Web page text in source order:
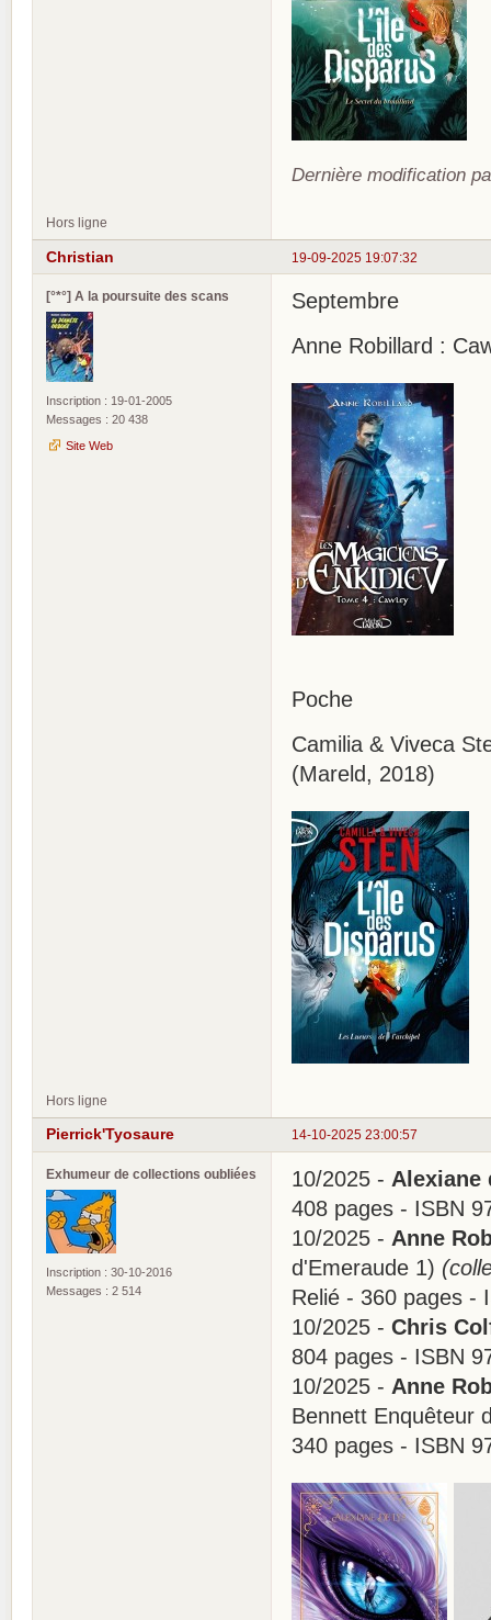
Dernière modification
Hors ligne
19-09-2025 19:07:32
Christian
[°*°] A la poursuite des scans
Inscription : 19-01-2005
Messages : 20 438
Site Web
Septembre
Anne Robillard :
Poche
Camilia & Viveca
(Mareld, 2018)
Hors ligne
14-10-2025 23:00:57
Pierrick'Tyosaure
Exhumeur de collections oubliées
Inscription : 30-10-2016
Messages : 2 514
10/2025 - Alexiane
408 pages - ISBN
10/2025 - Anne
d'Emeraude 1)
Relié - 360 pages -
10/2025 - Chris
804 pages - ISBN
10/2025 - Anne
Bennett Enquêteur
340 pages - ISBN